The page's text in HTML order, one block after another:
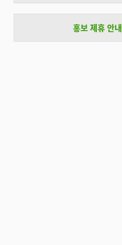
홍보 제휴 안내